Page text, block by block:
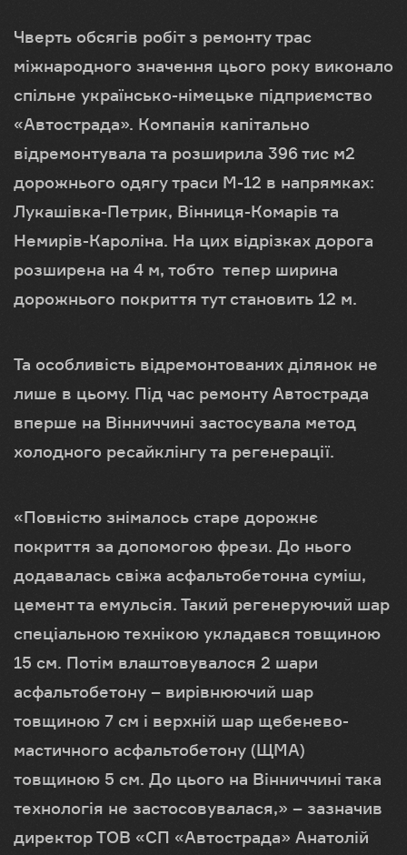
Чверть обсягів робіт з ремонту трас
міжнародного значення цього року виконало
спільне українсько-німецьке підприємство
«Автострада». Компанія капітально
відремонтувала та розширила 396 тис м2
дорожнього одягу траси М-12 в напрямках:
Лукашівка-Петрик, Вінниця-Комарів та
Немирів-Кароліна. На цих відрізках дорога
розширена на 4 м, тобто тепер ширина
дорожнього покриття тут становить 12 м.
Та особливість відремонтованих ділянок не
лише в цьому. Під час ремонту Автострада
вперше на Вінниччині застосувала метод
холодного ресайклінгу та регенерації.
«Повністю знімалось старе дорожнє
покриття за допомогою фрези. До нього
додавалась свіжа асфальтобетонна суміш,
цемент та емульсія. Такий регенеруючий шар
спеціальною технікою укладався товщиною
15 см. Потім влаштовувалося 2 шари
асфальтобетону – вирівнюючий шар
товщиною 7 см і верхній шар щебенево-
мастичного асфальтобетону (ЩМА)
товщиною 5 см. До цього на Вінниччині така
технологія не застосовувалася,» – зазначив
директор ТОВ «СП «Автострада» Анатолій